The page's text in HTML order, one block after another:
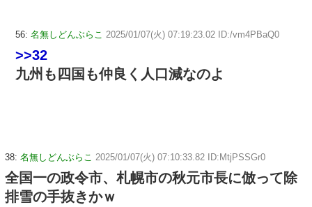
56: 名無しどんぶらこ 2025/01/07(火) 07:19:23.02 ID:/vm4PBaQ0
>>32
九州も四国も仲良く人口減なのよ
38: 名無しどんぶらこ 2025/01/07(火) 07:10:33.82 ID:MtjPSSGr0
全国一の政令市、札幌市の秋元市長に倣って除
排雪の手抜きかｗ